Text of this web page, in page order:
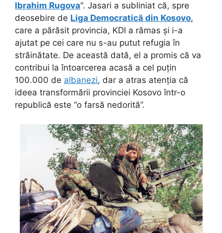
Ibrahim Rugova“. Jasari a subliniat că, spre
deosebire de Liga Democratică din Kosovo,
care a părăsit provincia, KDI a rămas și i-a
ajutat pe cei care nu s-au putut refugia în
străinătate. De această dată, el a promis că va
contribui la întoarcerea acasă a cel puțin
100.000 de albanezi, dar a atras atenția că
ideea transformării provinciei Kosovo într-o
republică este “o farsă nedorită”.